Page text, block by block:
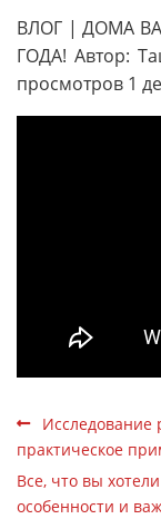
ВЛОГ | ДОМА
ГОДА! Автор:
просмотров 1
Исследование
практическое
Все, что вы
особенности и